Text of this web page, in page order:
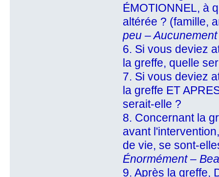
ÉMOTIONNEL, à
altérée ? (famille,
peu – Aucunement
6. Si vous deviez
la greffe, quelle
7. Si vous deviez
la greffe ET
serait-elle ?
8. Concernant la
avant
de vie, se sont-
Énormément –
9. Après la greffe,